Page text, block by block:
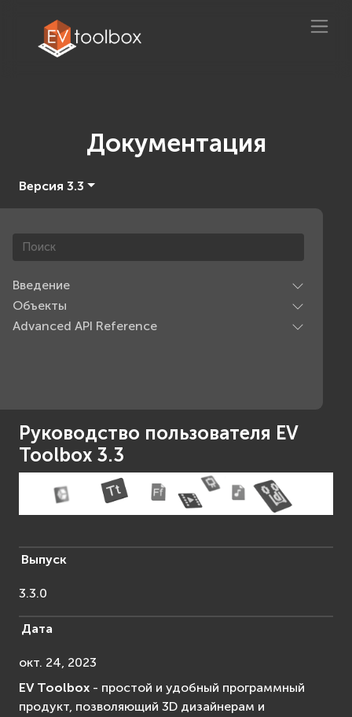
Документация
Версия 3.3
Введение
Объекты
Advanced API Reference
Руководство пользователя EV
Toolbox 3.3
Выпуск
3.3.0
Дата
окт. 24, 2023
EV Toolbox - простой и удобный программный
продукт, позволяющий 3D дизайнерам и